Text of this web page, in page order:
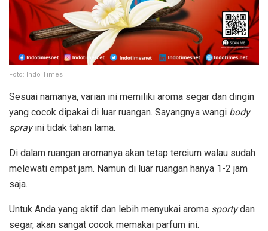
Foto: Indo Times
Sesuai namanya, varian ini memiliki aroma segar dan dingin
yang cocok dipakai di luar ruangan. Sayangnya wangi body
sprayini tidak tahan lama.
Di dalam ruangan aromanya akan tetap tercium walau sudah
melewati empat jam. Namun di luar ruangan hanya 1-2 jam
saja.
Untuk Anda yang aktif dan lebih menyukai aroma sportydan
segar, akan sangat cocok memakai parfum ini.